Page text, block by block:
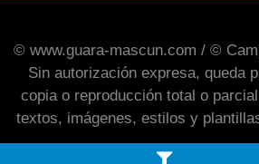
© www.guara-mascun.com / ©
Sin autorización expresa, queda
copia o reproducción total o
textos, imágenes, estilos y